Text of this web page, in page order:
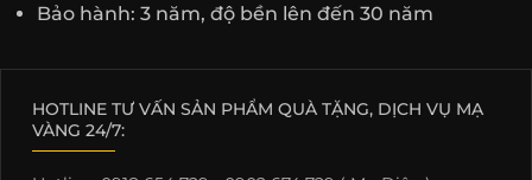
Bảo hành: 3 năm, độ bền lên đến 30 năm
HOTLINE TƯ VẤN SẢN PHẨM QUÀ TẶNG, DỊCH VỤ MẠ
VÀNG 24/7: